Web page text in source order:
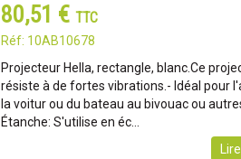
80,51 € TTC
Réf: 10AB10678
Projecteur Hella, rectangle, blanc.Ce
résiste à de fortes vibrations.- Idéal pour
la voitur ou du bateau au bivouac ou
Étanche: S'utilise en éc...